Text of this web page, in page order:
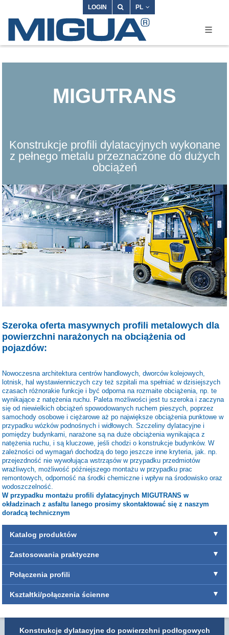
LOGIN PL
MIGUTRANS
Konstrukcje profili dylatacyjnych wykonane
z pełnego metalu przeznaczone do dużych
obciążeń
Szeroka oferta masywnych profili metalowych dla
powierzchni narażonych na obciążenia od
pojazdów:
Nowoczesna architektura centrów handlowych, dworców kolejowych,
lotnisk, hal wystawienniczych czy też szpitali ma spełniać w dzisiejszych
czasach różnorakie funkcje i być odporna na rozmaite obciążenia, np. te
wynikające z natężenia ruchu. Paleta możliwości jest tu szeroka i zaczyna
się od niewielkich obciążeń spowodowanych ruchem pieszych, poprzez
samochody osobowe i ciężarowe aż po największe obciążenia punktowe w
przypadku wózków podnośnych i widłowych. Szczeliny dylatacyjne i
pomiędzy budynkami, narażone są na duże obciążenia wynikająca z
natężenia ruchu, i są kluczowe, jeśli chodzi o konstrukcje budynków. W
zależności od wymagań dochodzą do tego jeszcze inne kryteria, jak. np.
przejezdność nie wywołująca wstrząsów w przypadku przedmiotów
wrażliwych, możliwość późniejszego montażu w przypadku prac
remontowych, odporność na środki chemiczne i wpływ na środowisko oraz
wodoszczelność.
W przypadku montażuprofilidylatacyjnych MIGUTRANS w
okładzinach z asfaltu lanego prosimy skontaktować się z naszym
doradcą technicznym
Katalog produktów
Zastosowania praktyczne
Połączenia profili
Kształtki/połączenia ścienne
Konstrukcje dylatacyjne do powierzchni podłogowych